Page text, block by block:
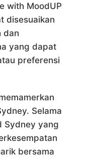
with MoodUP
disesuaikan
dan
yang dapat
preferensi
Selama
Sydney yang
bersama